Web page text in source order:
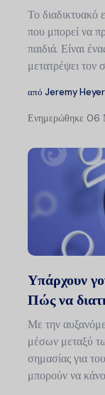
Το διαδικτυακό
που μπορεί να
παιδιά. Είναι
μετατρέψει τον
από Jeremy Heyer
Ενημερώθηκε 06
Υπάρχουν
Πώς να
Με την
μέσων μεταξύ
σημασίας για
μπορούν να